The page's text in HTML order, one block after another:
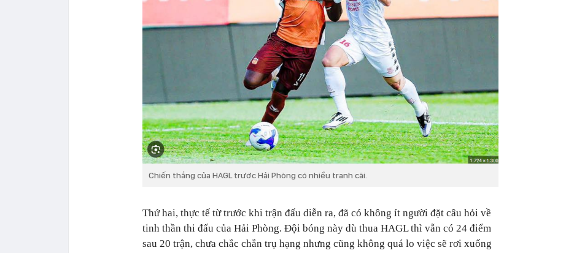
Chiến thắng của HAGL trước Hải Phòng có nhiều tranh cãi.
Thứ hai, thực tế từ trước khi trận đấu diễn ra, đã có không ít người đặt câu hỏi về
tinh thần thi đấu của Hải Phòng. Đội bóng này dù thua HAGL thì vẫn có 24 điểm
sau 20 trận, chưa chắc chắn trụ hạng nhưng cũng không quá lo việc sẽ rơi xuống